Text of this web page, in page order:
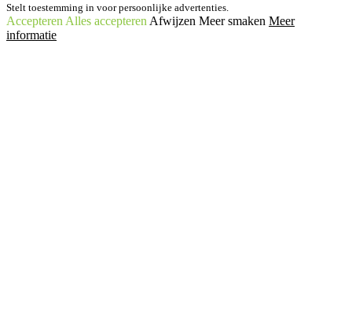
Stelt toestemming in voor persoonlijke advertenties.
Accepteren Alles accepteren Afwijzen Meer smaken Meer
informatie